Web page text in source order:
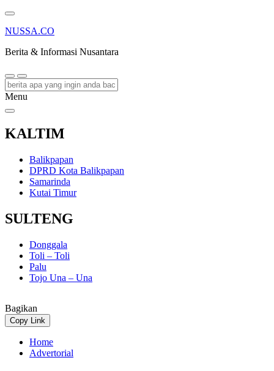
NUSSA.CO
Berita & Informasi Nusantara
Menu
KALTIM
Balikpapan
DPRD Kota Balikpapan
Samarinda
Kutai Timur
SULTENG
Donggala
Toli – Toli
Palu
Tojo Una – Una
Bagikan
Copy Link
Home
Advertorial